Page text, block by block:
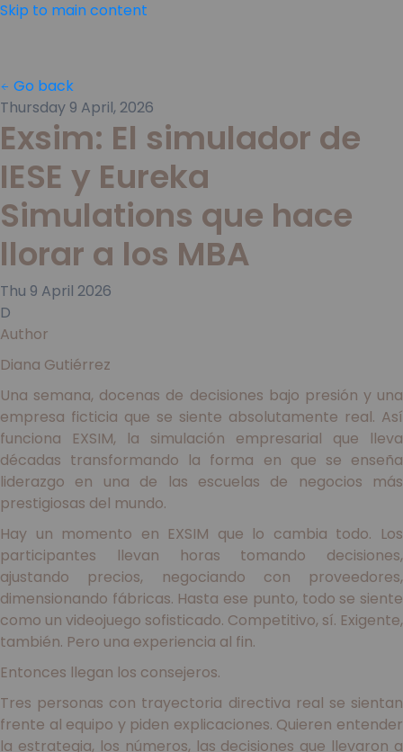
Skip to main content
Go back
Thursday 9 April, 2026
Exsim: El simulador de
IESE y Eureka
Simulations que hace
llorar a los MBA
Thu 9 April 2026
D
Author
Diana Gutiérrez
Una semana, docenas de decisiones bajo presión y una
empresa ficticia que se siente absolutamente real. Así
funciona EXSIM, la simulación empresarial que lleva
décadas transformando la forma en que se enseña
liderazgo en una de las escuelas de negocios más
prestigiosas del mundo.
Hay un momento en EXSIM que lo cambia todo. Los
participantes llevan horas tomando decisiones,
ajustando precios, negociando con proveedores,
dimensionando fábricas. Hasta ese punto, todo se siente
como un videojuego sofisticado. Competitivo, sí. Exigente,
también. Pero una experiencia al fin.
Entonces llegan los consejeros.
Tres personas con trayectoria directiva real se sientan
frente al equipo y piden explicaciones. Quieren entender
la estrategia, los números, las decisiones que llevaron a